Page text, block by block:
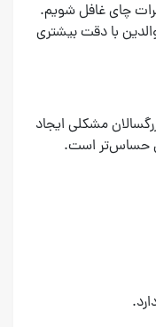
چای غافل شویم.
با دقت بیشتری
مشکلی ایجاد
حساس‌تر است.